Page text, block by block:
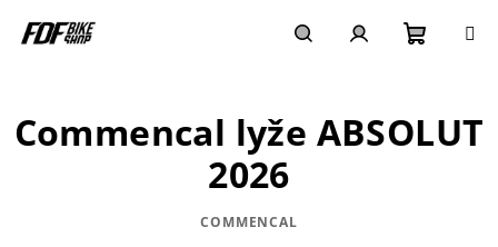
košík
Commencal lyže ABSOLUT
2026
COMMENCAL